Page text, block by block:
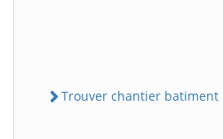
Trouver chantier batiment